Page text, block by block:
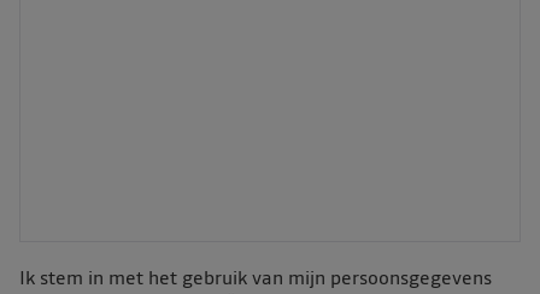
Ik stem in met het gebruik van mijn persoonsgegevens